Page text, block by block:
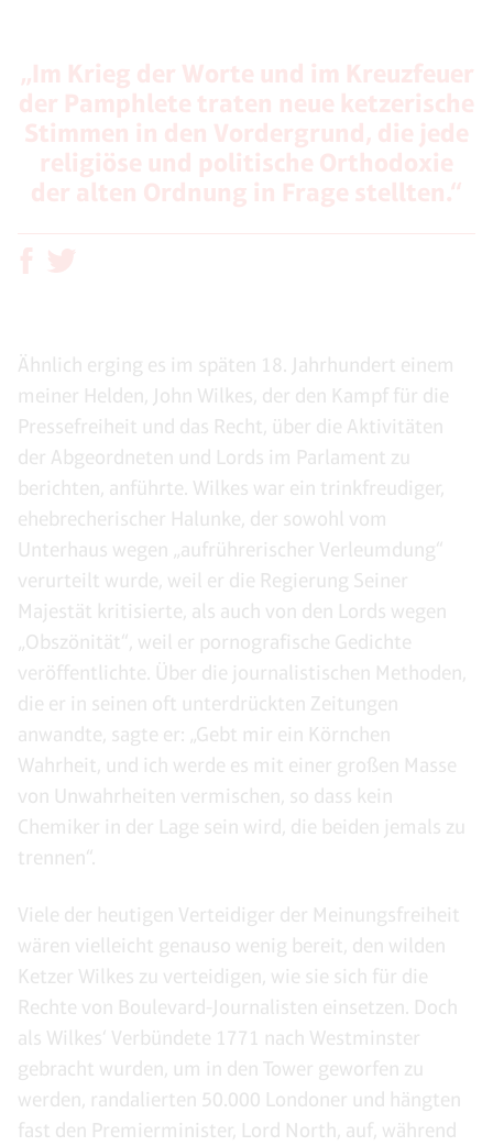
Ähnlich erging es im späten 18. Jahrhundert einem
meiner Helden, John Wilkes, der den Kampf für die
Pressefreiheit und das Recht, über die Aktivitäten
der Abgeordneten und Lords im Parlament zu
berichten, anführte. Wilkes war ein trinkfreudiger,
ehebrecherischer Halunke, der sowohl vom
Unterhaus wegen „aufrührerischer Verleumdung“
verurteilt wurde, weil er die Regierung Seiner
Majestät kritisierte, als auch von den Lords wegen
„Obszönität“, weil er pornografische Gedichte
veröffentlichte. Über die journalistischen Methoden,
die er in seinen oft unterdrückten Zeitungen
anwandte, sagte er: „Gebt mir ein Körnchen
Wahrheit, und ich werde es mit einer großen Masse
von Unwahrheiten vermischen, so dass kein
Chemiker in der Lage sein wird, die beiden jemals zu
trennen“.
Viele der heutigen Verteidiger der Meinungsfreiheit
wären vielleicht genauso wenig bereit, den wilden
Ketzer Wilkes zu verteidigen, wie sie sich für die
Rechte von Boulevard-Journalisten einsetzen. Doch
als Wilkes‘ Verbündete 1771 nach Westminster
gebracht wurden, um in den Tower geworfen zu
werden, randalierten 50.000 Londoner und hängten
fast den Premierminister, Lord North, auf, während